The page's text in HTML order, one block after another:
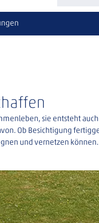
sie entsteht
Ob Besichtigung
und vernetzen können.